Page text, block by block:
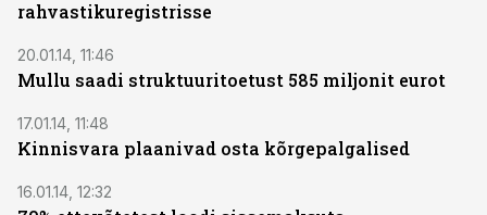
rahvastikuregistrisse
20.01.14, 11:46
Mullu saadi struktuuritoetust 585 miljonit eurot
17.01.14, 11:48
Kinnisvara plaanivad osta kõrgepalgalised
16.01.14, 12:32